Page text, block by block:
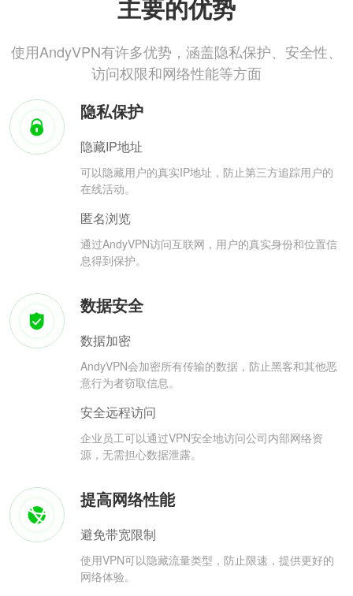
主要的优势
使用AndyVPN有许多优势，涵盖隐私保护、安全性、
访问权限和网络性能等方面
隐私保护
隐藏IP地址
可以隐藏用户的真实IP地址，防止第三方追踪用户的
在线活动。
匿名浏览
通过AndyVPN访问互联网，用户的真实身份和位置信
息得到保护。
数据安全
数据加密
AndyVPN会加密所有传输的数据，防止黑客和其他恶
意行为者窃取信息。
安全远程访问
企业员工可以通过VPN安全地访问公司内部网络资
源，无需担心数据泄露。
提高网络性能
避免带宽限制
使用VPN可以隐藏流量类型，防止限速，提供更好的
网络体验。